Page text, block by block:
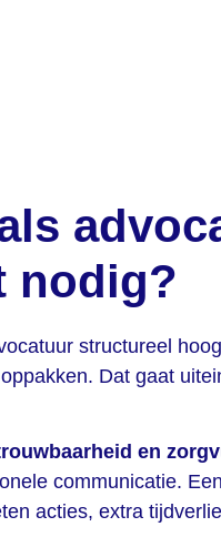
nodig?
structureel
Dat gaat
en
communicatie.
acties, extra